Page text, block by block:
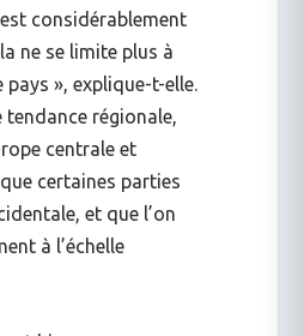
considérablement
ne se limite plus à
pays », explique-t-elle.
tendance régionale,
centrale et
certaines parties
et que l’on
à l’échelle